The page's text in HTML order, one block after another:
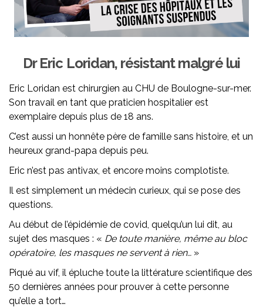
Dr Eric Loridan, résistant malgré lui
Eric Loridan est chirurgien au CHU de Boulogne-sur-mer.
Son travail en tant que praticien hospitalier est
exemplaire depuis plus de 18 ans.
C’est aussi un honnête père de famille sans histoire, et un
heureux grand-papa depuis peu.
Eric n’est pas antivax, et encore moins complotiste.
Il est simplement un médecin curieux, qui se pose des
questions.
Au début de l’épidémie de covid, quelqu’un lui dit, au
sujet des masques : « De toute manière, même au bloc
opératoire, les masques ne servent à rien… »
Piqué au vif, il épluche toute la littérature scientifique des
50 dernières années pour prouver à cette personne
qu’elle a tort…